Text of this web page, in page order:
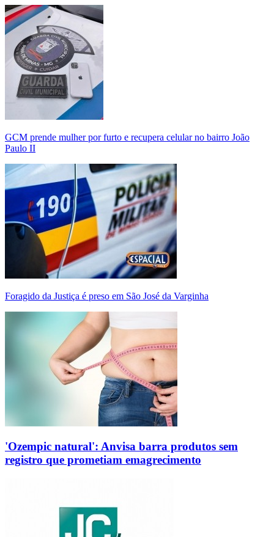
GCM prende mulher por furto e recupera celular no bairro João
Paulo II
Foragido da Justiça é preso em São José da Varginha
'Ozempic natural': Anvisa barra produtos sem
registro que prometiam emagrecimento